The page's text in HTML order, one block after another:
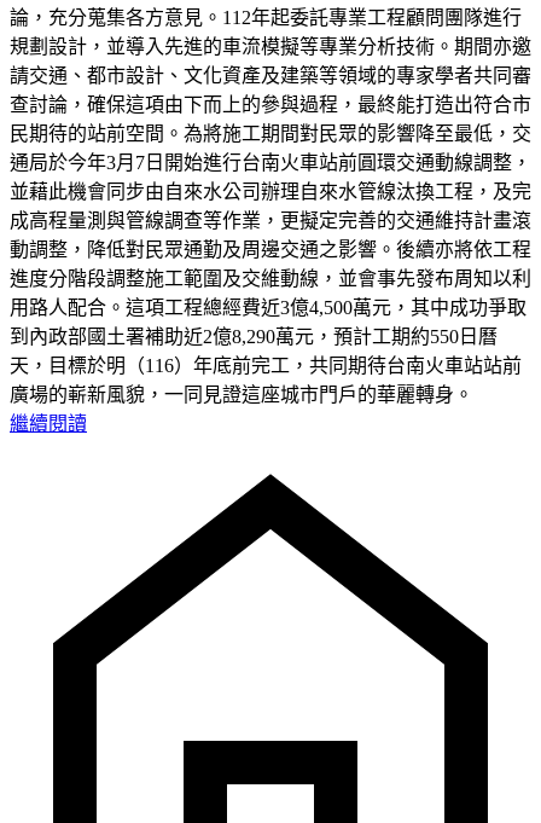
論，充分蒐集各方意見。112年起委託專業工程顧問團隊進行
規劃設計，並導入先進的車流模擬等專業分析技術。期間亦邀
請交通、都市設計、文化資產及建築等領域的專家學者共同審
查討論，確保這項由下而上的參與過程，最終能打造出符合市
民期待的站前空間。為將施工期間對民眾的影響降至最低，交
通局於今年3月7日開始進行台南火車站前圓環交通動線調整，
並藉此機會同步由自來水公司辦理自來水管線汰換工程，及完
成高程量測與管線調查等作業，更擬定完善的交通維持計畫滾
動調整，降低對民眾通勤及周邊交通之影響。後續亦將依工程
進度分階段調整施工範圍及交維動線，並會事先發布周知以利
用路人配合。這項工程總經費近3億4,500萬元，其中成功爭取
到內政部國土署補助近2億8,290萬元，預計工期約550日曆
天，目標於明（116）年底前完工，共同期待台南火車站站前
廣場的嶄新風貌，一同見證這座城市門戶的華麗轉身。
繼續閱讀